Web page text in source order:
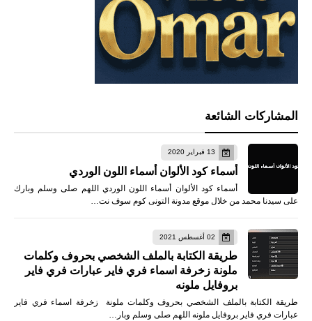
المشاركات الشائعة
13 فبراير 2020
أسماء كود الألوان أسماء اللون الوردي
أسماء كود الألوان أسماء اللون الوردي اللهم صلى وسلم وبارك
على سيدنا محمد من خلال موقع مدونة التونى كوم سوف نت…
02 أغسطس 2021
طريقة الكتابة بالملف الشخصي بحروف وكلمات
ملونة زخرفة اسماء فري فاير عبارات فري فاير
بروفايل ملونه
طريقة الكتابة بالملف الشخصي بحروف وكلمات ملونة زخرفة اسماء فري فاير
عبارات فري فاير بروفايل ملونه اللهم صلى وسلم وبار…